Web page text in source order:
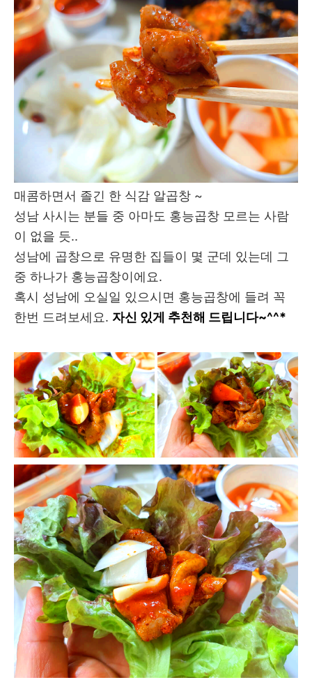
매콤하면서 졸긴 한 식감 알곱창 ~
성남 사시는 분들 중 아마도 홍능곱창 모르는 사람
이 없을 듯..
성남에 곱창으로 유명한 집들이 몇 군데 있는데 그
중 하나가 홍능곱창이에요.
혹시 성남에 오실일 있으시면 홍능곱창에 들려 꼭
한번 드려보세요. 자신 있게 추천해 드립니다~^^*